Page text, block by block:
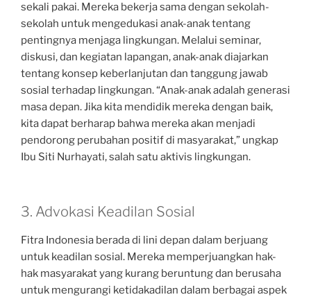
sekali pakai. Mereka bekerja sama dengan sekolah-
sekolah untuk mengedukasi anak-anak tentang
pentingnya menjaga lingkungan. Melalui seminar,
diskusi, dan kegiatan lapangan, anak-anak diajarkan
tentang konsep keberlanjutan dan tanggung jawab
sosial terhadap lingkungan. “Anak-anak adalah generasi
masa depan. Jika kita mendidik mereka dengan baik,
kita dapat berharap bahwa mereka akan menjadi
pendorong perubahan positif di masyarakat,” ungkap
Ibu Siti Nurhayati, salah satu aktivis lingkungan.
3. Advokasi Keadilan Sosial
Fitra Indonesia berada di lini depan dalam berjuang
untuk keadilan sosial. Mereka memperjuangkan hak-
hak masyarakat yang kurang beruntung dan berusaha
untuk mengurangi ketidakadilan dalam berbagai aspek